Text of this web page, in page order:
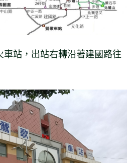
站，出站右轉沿著建國路往